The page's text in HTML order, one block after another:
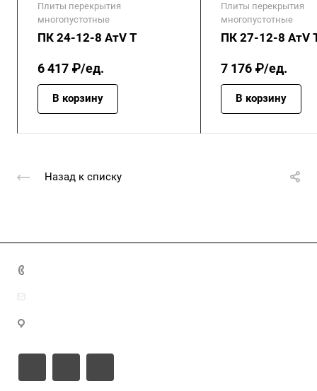
Плиты перекрытия
многопустотные
ПК 24-12-8 АтV Т
6 417 ₽/ед.
В корзину
Плиты перекрытия
многопустотные
ПК 27-12-8 АтV
7 176 ₽/ед.
В корзину
Назад к списку